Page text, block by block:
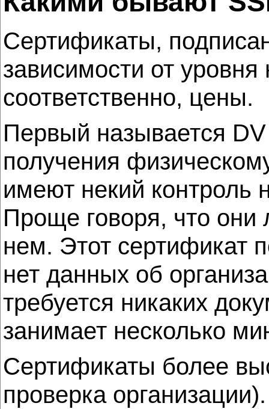
Сертификаты,
зависимости от
соответственно, цены.
Первый называется
получения
имеют некий контроль
Проще говоря, что
нем. Этот сертификат
нет данных об
требуется никаких
занимает несколько
Сертификаты более
проверка